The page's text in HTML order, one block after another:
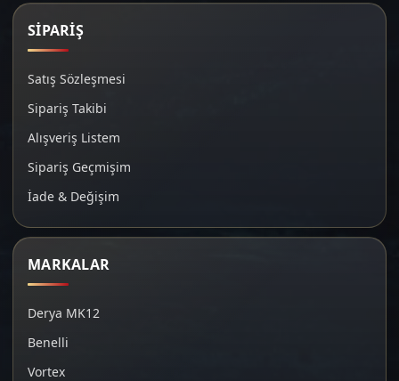
SİPARİŞ
Satış Sözleşmesi
Sipariş Takibi
Alışveriş Listem
Sipariş Geçmişim
İade & Değişim
MARKALAR
Derya MK12
Benelli
Vortex